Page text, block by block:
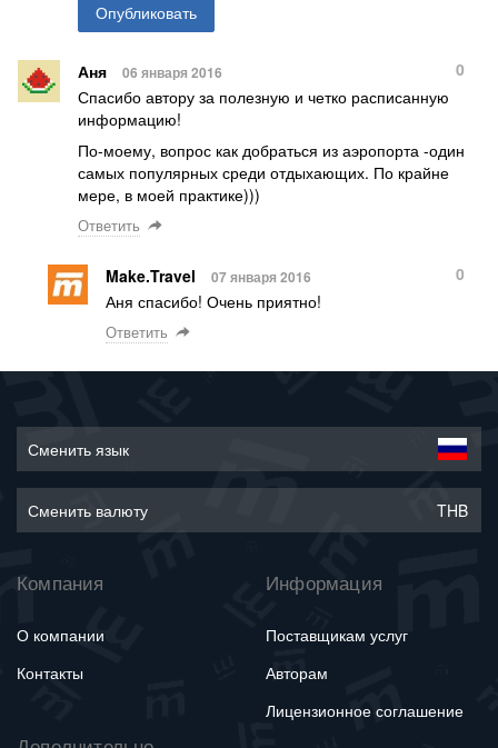
Опубликовать
Аня 06 января 2016
Спасибо автору за полезную и четко расписанную
информацию!
По-моему, вопрос как добраться из аэропорта -один
самых популярных среди отдыхающих. По крайне
мере, в моей практике)))
0
Ответить
Make.Travel 07 января 2016
Аня спасибо! Очень приятно!
0
Ответить
Сменить язык
Сменить валюту THB
Компания
О компании
Контакты
Информация
Поставщикам услуг
Авторам
Лицензионное соглашение